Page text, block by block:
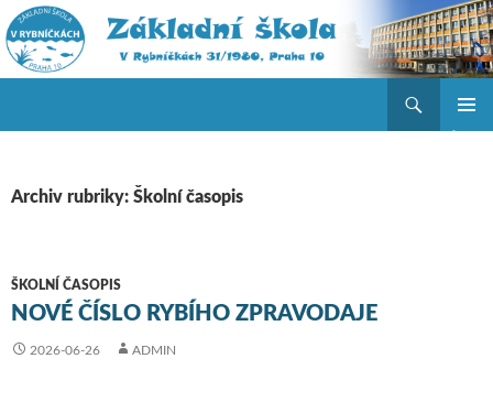
Archiv rubriky: Školní časopis
ŠKOLNÍ ČASOPIS
NOVÉ ČÍSLO RYBÍHO ZPRAVODAJE
2026-06-26 ADMIN